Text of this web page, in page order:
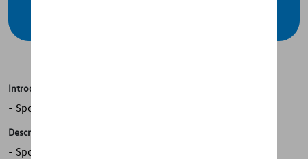
Introduction
- Spoiler avant basique Oettinger Golf 8
Description
- Spoiler avant Oettinger Golf 8 basic - Design sportif et